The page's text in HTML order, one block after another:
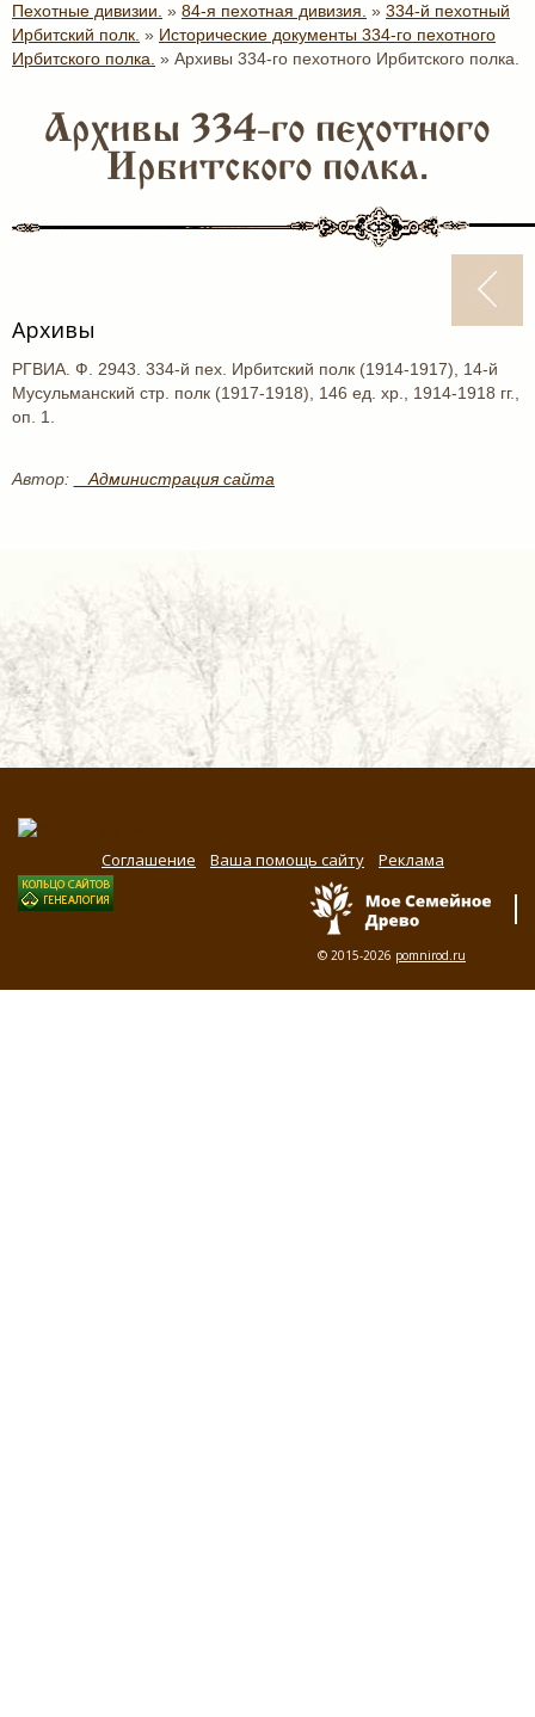
Пехотные дивизии. » 84-я пехотная дивизия. » 334-й пехотный
Ирбитский полк. » Исторические документы 334-го пехотного
Ирбитского полка. » Архивы 334-го пехотного Ирбитского полка.
Архивы 334-го пехотного
Ирбитского полка.
Архивы
РГВИА. Ф. 2943. 334-й пех. Ирбитский полк (1914-1917), 14-й
Мусульманский стр. полк (1917-1918), 146 ед. хр., 1914-1918 гг.,
оп. 1.
Автор: _ Администрация сайта
Соглашение Ваша помощь сайту Реклама
© 2015-2026 pomnirod.ru